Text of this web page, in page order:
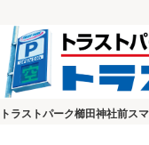
トラストパーク櫛田神社前ス